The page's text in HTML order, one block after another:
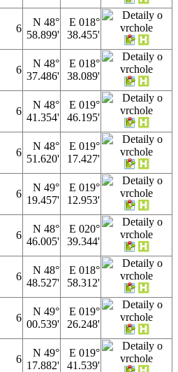
6
N 48°
58.899'
E 018°
38.455'
6
N 48°
37.486'
E 018°
38.089'
6
N 48°
41.354'
E 019°
46.195'
6
N 48°
51.620'
E 019°
17.427'
6
N 49°
19.457'
E 019°
12.953'
6
N 48°
46.005'
E 020°
39.344'
6
N 48°
48.527'
E 018°
58.312'
6
N 49°
00.539'
E 019°
26.248'
6
N 49°
17.882'
E 019°
41.539'